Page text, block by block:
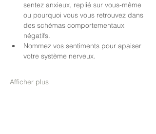
sentez anxieux, replié sur vous-même
ou pourquoi vous vous retrouvez dans
des schémas comportementaux
négatifs.
Nommez vos sentiments pour apaiser
votre système nerveux.
Afficher plus